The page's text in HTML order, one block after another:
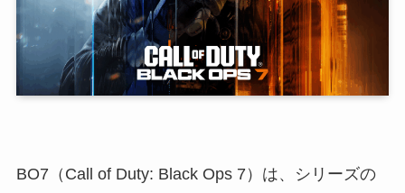
BO7（Call of Duty: Black Ops 7）は、シリーズの